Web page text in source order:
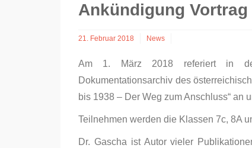
Ankündigung Vortrag
21. Februar 2018 News
Am 1. März 2018 referiert in
Dokumentationsarchiv des
bis 1938 – Der Weg zum Anschluss“ an
Teilnehmen werden die Klassen 7c, 8A
Dr. Gascha ist Autor vieler